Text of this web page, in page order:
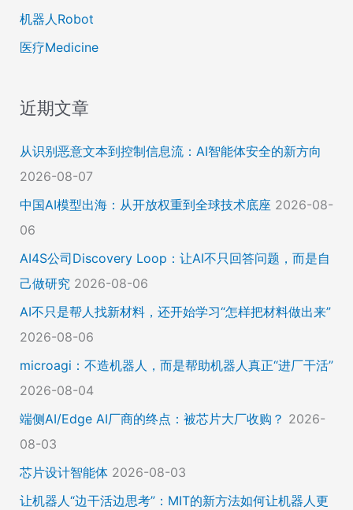
机器人Robot
医疗Medicine
近期文章
从识别恶意文本到控制信息流：AI智能体安全的新方向
2026-08-07
中国AI模型出海：从开放权重到全球技术底座 2026-08-
06
AI4S公司Discovery Loop：让AI不只回答问题，而是自
己做研究 2026-08-06
AI不只是帮人找新材料，还开始学习“怎样把材料做出来”
2026-08-06
microagi：不造机器人，而是帮助机器人真正“进厂干活”
2026-08-04
端侧AI/Edge AI厂商的终点：被芯片大厂收购？ 2026-
08-03
芯片设计智能体 2026-08-03
让机器人“边干活边思考”：MIT的新方法如何让机器人更